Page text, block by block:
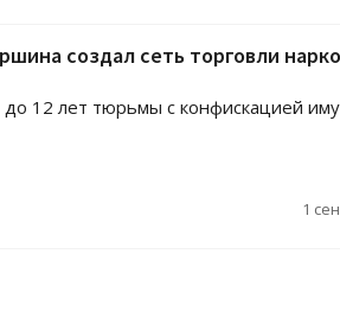
создал сеть торговли
12 лет тюрьмы с конфискацией
1